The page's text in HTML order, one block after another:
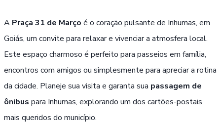
A Praça 31 de Março é o coração pulsante de Inhumas, em
Goiás, um convite para relaxar e vivenciar a atmosfera local.
Este espaço charmoso é perfeito para passeios em família,
encontros com amigos ou simplesmente para apreciar a rotina
da cidade. Planeje sua visita e garanta sua passagem de
ônibus para Inhumas, explorando um dos cartões-postais
mais queridos do município.